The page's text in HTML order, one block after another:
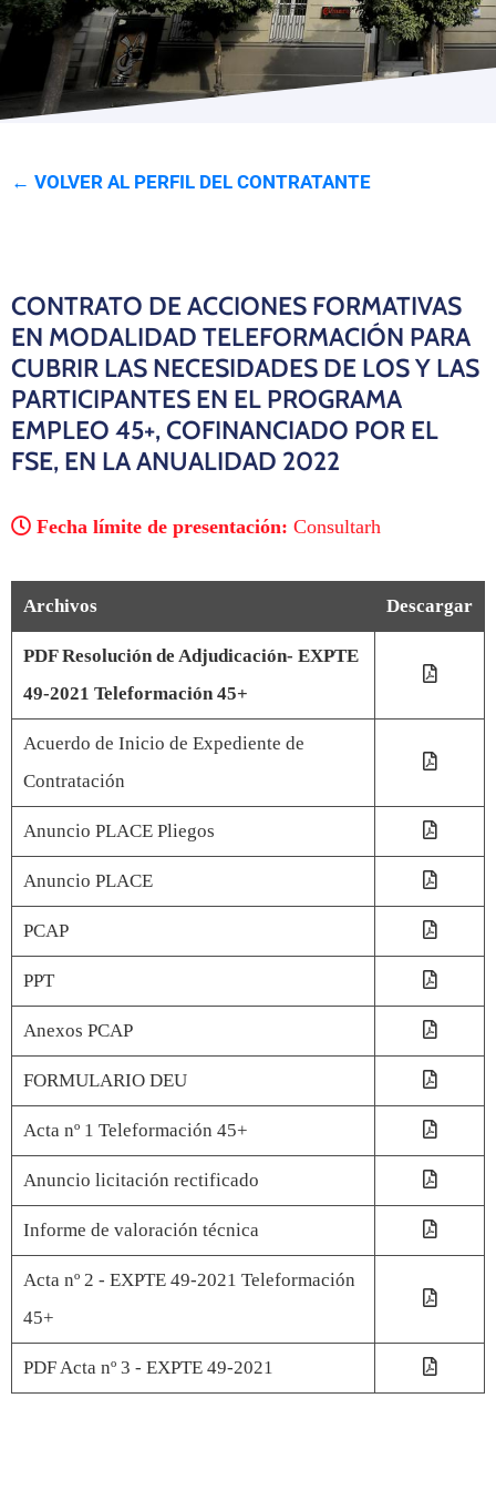
Programas
← VOLVER AL PERFIL DEL CONTRATANTE
CONTRATO DE ACCIONES FORMATIVAS
EN MODALIDAD TELEFORMACIÓN PARA
CUBRIR LAS NECESIDADES DE LOS Y LAS
PARTICIPANTES EN EL PROGRAMA
EMPLEO 45+, COFINANCIADO POR EL
FSE, EN LA ANUALIDAD 2022
Fecha límite de presentación: Consultarh
Archivos Descargar
PDF Resolución de Adjudicación- EXPTE
49-2021 Teleformación 45+
Acuerdo de Inicio de Expediente de
Contratación
Anuncio PLACE Pliegos
Anuncio PLACE
PCAP
PPT
Anexos PCAP
FORMULARIO DEU
Acta nº 1 Teleformación 45+
Anuncio licitación rectificado
Informe de valoración técnica
Acta nº 2 - EXPTE 49-2021 Teleformación
45+
PDF Acta nº 3 - EXPTE 49-2021